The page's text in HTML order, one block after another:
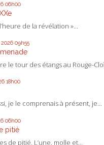
06h00
de la révélation »...
09h55
le tour des étangs au Rouge-
18h00
je le comprenais à présent, je...
06h00
pitié
de pitié. L’une, molle et...